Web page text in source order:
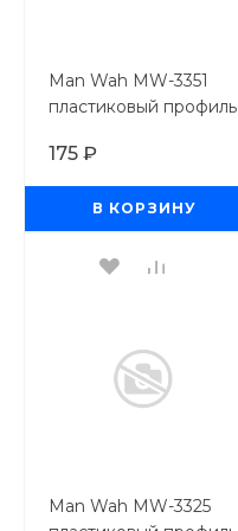
Man Wah MW-3351
пластиковый профиль
8 шт
175 ₽
В КОРЗИНУ
Man Wah MW-3325